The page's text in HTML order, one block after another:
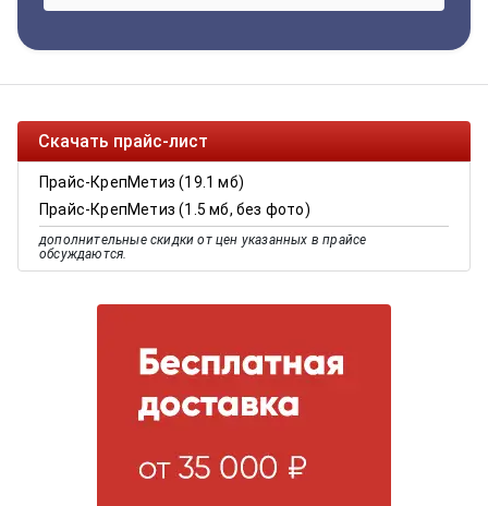
Скачать прайс-лист
Прайс-КрепМетиз (19.1 мб)
Прайс-КрепМетиз (1.5 мб, без фото)
дополнительные скидки от цен указанных в прайсе
обсуждаются.